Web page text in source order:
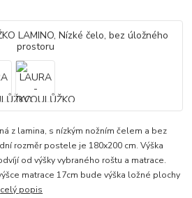
z lamina, s nízkým nožním čelem a bez
rozměr postele je 180x200 cm. Výška
od výšky vybraného roštu a matrace.
matrace 17cm bude výška ložné plochy
celý popis